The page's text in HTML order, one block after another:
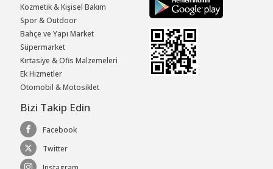
Kozmetik & Kişisel Bakım
Spor & Outdoor
Bahçe ve Yapı Market
Süpermarket
Kırtasiye & Ofis Malzemeleri
Ek Hizmetler
Otomobil & Motosiklet
Bizi Takip Edin
Facebook
Twitter